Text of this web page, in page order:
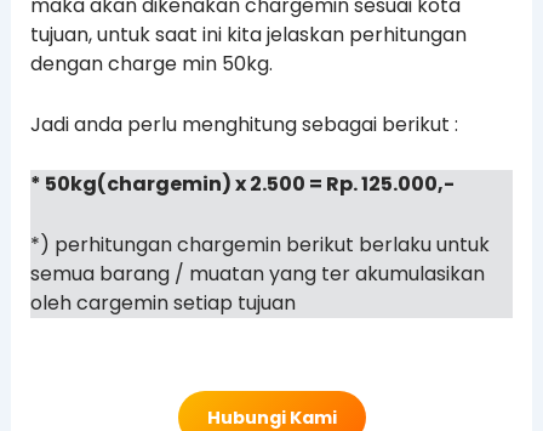
tujuan, untuk saat ini kita jelaskan perhitungan
dengan charge min 50kg.
Jadi anda perlu menghitung sebagai berikut :
* 50kg(chargemin) x 2.500 = Rp. 125.000,-
*) perhitungan chargemin berikut berlaku untuk
semua barang / muatan yang ter akumulasikan
oleh cargemin setiap tujuan
Hubungi Kami